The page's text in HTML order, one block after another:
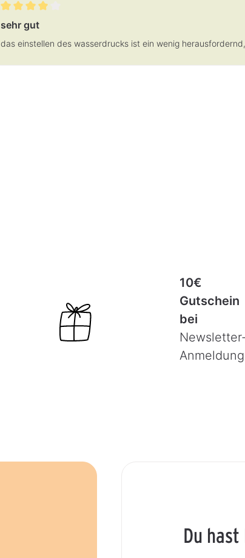
Bewertung mit 4 von 5 Sternen
sehr gut
das einstellen des wasserdrucks ist ein wenig
10€
Gutschein
bei
Anmeldung
Du hast